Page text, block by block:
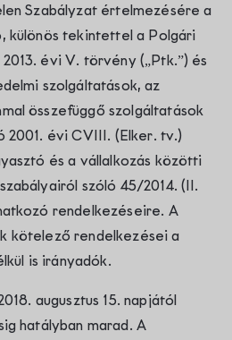
Szabályzat értelmezésére a
különös tekintettel a Polgári
évi V. törvény („Ptk.”) és
szolgáltatások, az
összefüggő szolgáltatások
2001. évi CVIII. (Elker. tv.)
és a vállalkozás közötti
szóló 45/2014. (II.
rendelkezéseire. A
kötelező rendelkezései a
is irányadók.
augusztus 15. napjától
hatályban marad. A